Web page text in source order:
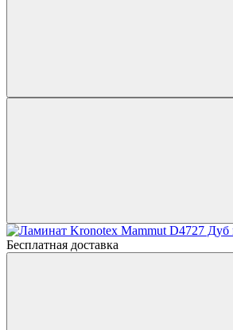
Бесплатная доставка